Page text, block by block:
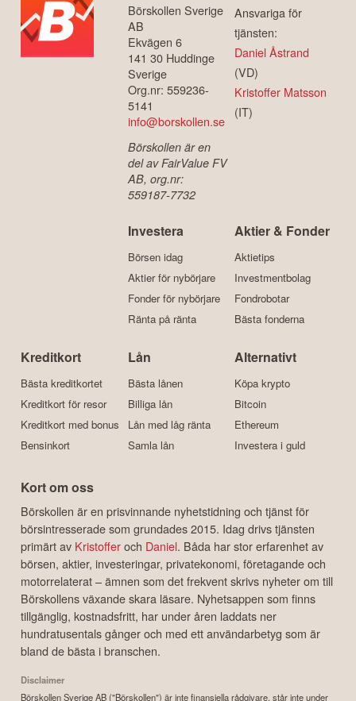
Börskollen Sverige
AB
Ekvägen 6
141 30 Huddinge
Sverige
Org.nr: 559236-
5141
info@borskollen.se
Börskollen är en
del av FairValue FV
AB, org.nr:
559187-7732
Ansvariga för
tjänsten:
Daniel Åstrand
(VD)
Kristoffer Matsson
(IT)
Investera
Börsen idag
Aktier för nybörjare
Fonder för nybörjare
Ränta på ränta
Aktier & Fonder
Aktietips
Investmentbolag
Fondrobotar
Bästa fonderna
Kreditkort
Bästa kreditkortet
Kreditkort för resor
Kreditkort med bonus
Bensinkort
Lån
Bästa lånen
Billiga lån
Lån med låg ränta
Samla lån
Alternativt
Köpa krypto
Bitcoin
Ethereum
Investera i guld
Kort om oss
Börskollen är en prisvinnande nyhetstidning och tjänst för
börsintresserade som grundades 2015. Idag drivs tjänsten
primärt av Kristofferoch Daniel. Båda har stor erfarenhet av
börsen, aktier, investeringar, privatekonomi, företagande och
motorrelaterat – ämnen som det frekvent skrivs nyheter om till
Börskollens växande skara läsare. Nyhetsappen som finns
tillgänglig, kostnadsfritt, har under åren laddats ner
hundratusentals gånger och med ett användarbetyg som är
bland de bästa i branschen.
Disclaimer
Börskollen Sverige AB ("Börskollen") är inte finansiella rådgivare, står inte under